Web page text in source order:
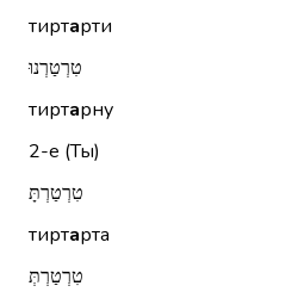
тиртарти
טִרְטַרְנוּ
тиртарну
2-е (Ты)
טִרְטַרְתָּ
тиртарта
טִרְטַרְתְּ